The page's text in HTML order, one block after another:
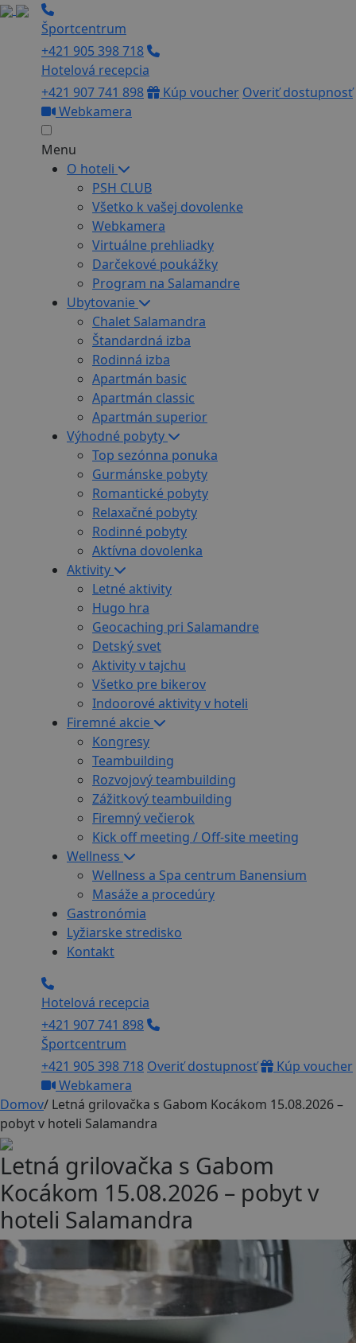
Športcentrum
+421 905 398 718
Hotelová recepcia
+421 907 741 898
Kúp voucher Overiť dostupnosť
Webkamera
Menu
O hoteli
PSH CLUB
Všetko k vašej dovolenke
Webkamera
Virtuálne prehliadky
Darčekové poukážky
Program na Salamandre
Ubytovanie
Chalet Salamandra
Štandardná izba
Rodinná izba
Apartmán basic
Apartmán classic
Apartmán superior
Výhodné pobyty
Top sezónna ponuka
Gurmánske pobyty
Romantické pobyty
Relaxačné pobyty
Rodinné pobyty
Aktívna dovolenka
Aktivity
Letné aktivity
Hugo hra
Geocaching pri Salamandre
Detský svet
Aktivity v tajchu
Všetko pre bikerov
Indoorové aktivity v hoteli
Firemné akcie
Kongresy
Teambuilding
Rozvojový teambuilding
Zážitkový teambuilding
Firemný večierok
Kick off meeting / Off-site meeting
Wellness
Wellness a Spa centrum Banensium
Masáže a procedúry
Gastronómia
Lyžiarske stredisko
Kontakt
Hotelová recepcia
+421 907 741 898
Športcentrum
+421 905 398 718 Overiť dostupnosť
Kúp voucher
Webkamera
Domov/ Letná grilovačka s Gabom Kocákom 15.08.2026 –
pobyt v hoteli Salamandra
Letná grilovačka s Gabom
Kocákom 15.08.2026 – pobyt v
hoteli Salamandra